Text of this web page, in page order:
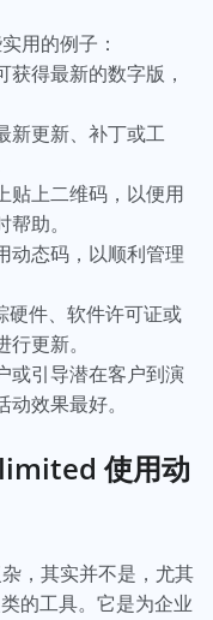
用的例子：
得最新的数字版，
新更新、补丁或工
贴上二维码，以便用
助。
动态码，以顺利管理
硬件、软件许可证或
更新。
或引导潜在客户到演
效果最好。
使用动
，其实并不是，尤其
的工具。它是为企业